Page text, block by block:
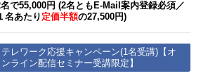
で55,000円 (2名ともE-Mail案内登録必須​／
名あたり 定価半額の27,500円)
テレワーク応援キャンペーン(1名受講)【オ
ンライン配信セミナー受講限定】